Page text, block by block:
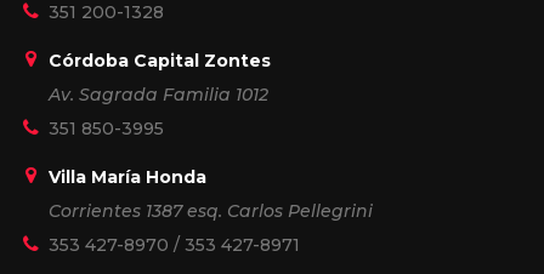
351 200-1328
Córdoba Capital Zontes
Av. Sagrada Familia 1012
351 850-3995
Villa María Honda
Corrientes 1387 esq. Carlos Pellegrini
353 427-8970 / 353 427-8971